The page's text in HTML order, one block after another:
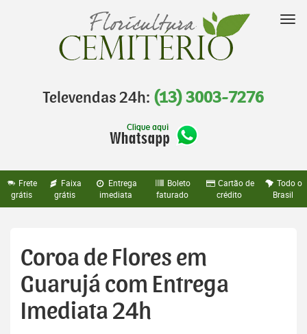
Televendas 24h: (13) 3003-7276
Frete
grátis
Faixa
grátis
Entrega
imediata
Boleto
faturado
Cartão de
crédito
Todo o
Brasil
Coroa de Flores em
Guarujá com Entrega
Imediata 24h